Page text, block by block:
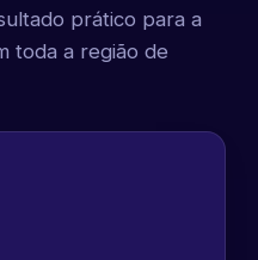
prático para a
toda a região de